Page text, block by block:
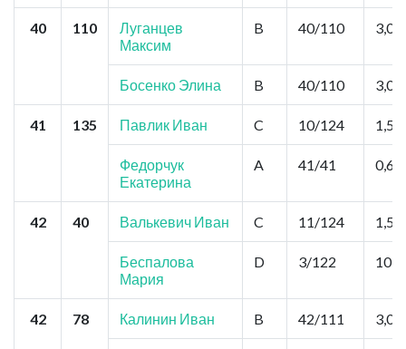
40 110
Луганцев
Максим
B 40/110 3,0
Босенко Элина B 40/110 3,0
41 135 Павлик Иван C 10/124 1,5
Федорчук
Екатерина
A 41/41 0,6
42 40 Валькевич Иван C 11/124 1,5
Беспалова
Мария
D 3/122 10,5
42 78 Калинин Иван B 42/111 3,0